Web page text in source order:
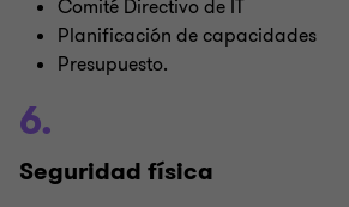
Comité Directivo de IT
Planificación de capacidades
Presupuesto.
6.
Seguridad física